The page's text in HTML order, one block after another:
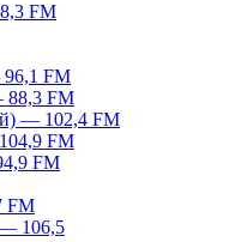
FM
FM
88,3 FM
— 102,4 FM
FM
FM
FM
— 106,5